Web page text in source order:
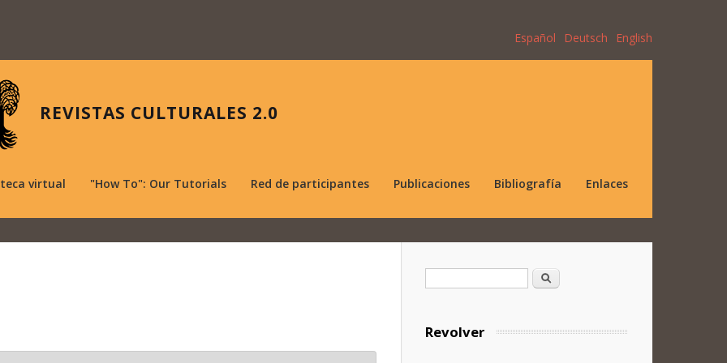
Español Deutsch English
REVISTAS CULTURALES 2.0
virtual "How To": Our Tutorials Red de participantes Publicaciones Bibliografía Enlaces
Formulario de búsqueda
Buscar
Revolver